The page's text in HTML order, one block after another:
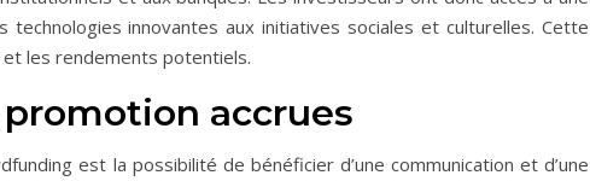
innovantes aux initiatives sociales et culturelles. Cette
les rendements potentiels.
accrues
est la possibilité de bénéficier d’une communication et d’une